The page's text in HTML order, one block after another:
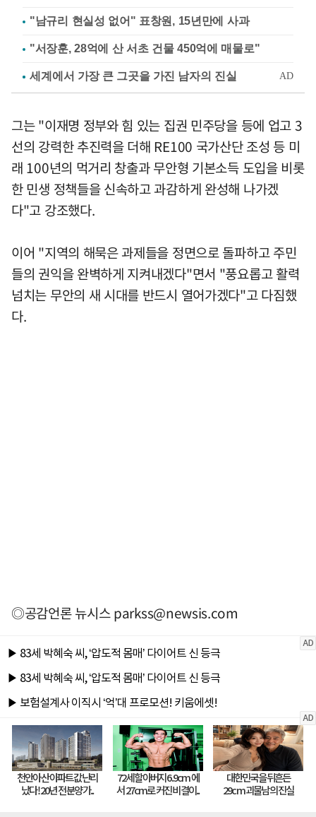
"남규리 현실성 없어" 표창원, 15년만에 사과
"서장훈, 28억에 산 서초 건물 450억에 매물로"
그는 "이재명 정부와 힘 있는 집권 민주당을 등에 업고 3
선의 강력한 추진력을 더해 RE100 국가산단 조성 등 미
래 100년의 먹거리 창출과 무안형 기본소득 도입을 비롯
한 민생 정책들을 신속하고 과감하게 완성해 나가겠
다"고 강조했다.
이어 "지역의 해묵은 과제들을 정면으로 돌파하고 주민
들의 권익을 완벽하게 지켜내겠다"면서 "풍요롭고 활력
넘치는 무안의 새 시대를 반드시 열어가겠다"고 다짐했
다.
◎공감언론 뉴시스parkss@newsis.com